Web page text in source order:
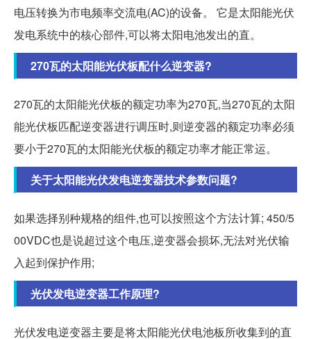
电压转换为市电频率交流电(AC)的设备。 它是太阳能光伏
发电系统中的核心部件,可以将太阳电池发出的直。
270瓦的太阳能光伏板配什么逆变器?
270瓦的太阳能光伏板的额定功率为270瓦,当270瓦的太阳
能光伏板匹配逆变器进行调压时,则逆变器的额定功率必须
要小于270瓦的太阳能光伏板的额定功率才能正常运。
关于太阳能光伏发电逆变器技术参数问题?
如果选择别种规格的组件,也可以按照这个方法计算; 450/5
00VDC也是说超过这个电压,逆变器会损坏,无法对光伏输
入起到保护作用;
光伏发电逆变器工作原理?
光伏发电逆变器主要是将太阳能光伏电池板所收集到的直